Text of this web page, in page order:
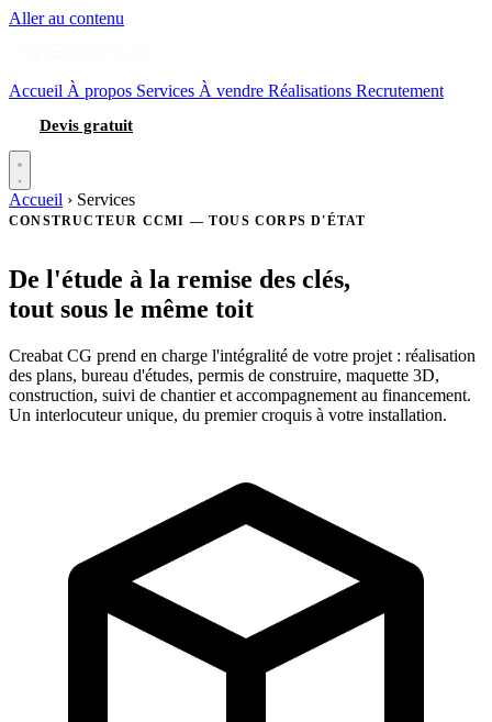
Aller au contenu
Accueil À propos Services À vendre Réalisations Recrutement
Devis gratuit
Accueil › Services
CONSTRUCTEUR CCMI — TOUS CORPS D'ÉTAT
De l'étude à la remise des clés,
tout sous le même toit
Creabat CG prend en charge l'intégralité de votre projet : réalisation
des plans, bureau d'études, permis de construire, maquette 3D,
construction, suivi de chantier et accompagnement au financement.
Un interlocuteur unique, du premier croquis à votre installation.